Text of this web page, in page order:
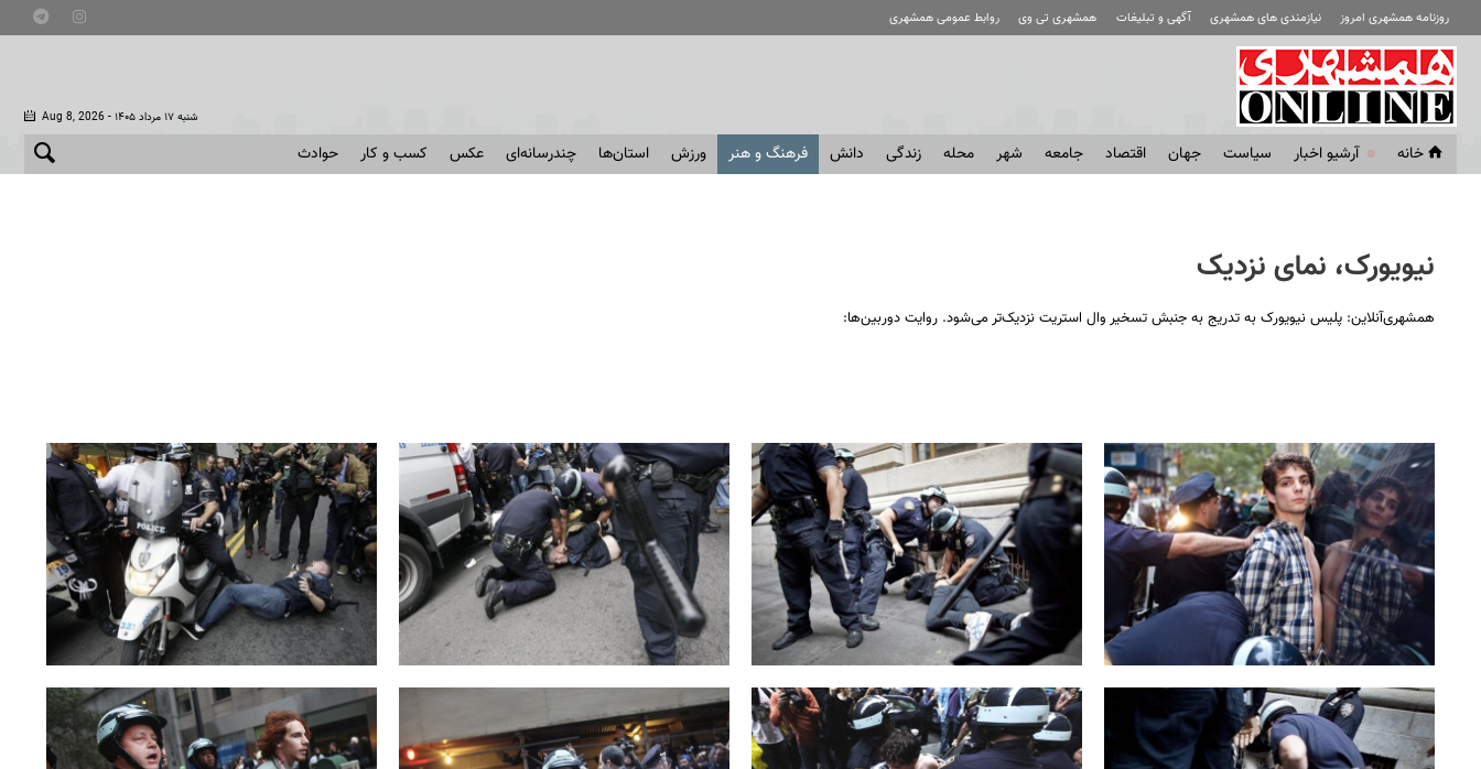
روزنامه همشهری امروز نیازمندی های همشهری آگهی و تبلیغات همشهری تی وی روابط عمومی همشهری
Aug 8, 2026 - شنبه ۱۷ مرداد ۱۴۰۵
خانه آرشیو اخبار سياست جهان اقتصاد جامعه شهر محله زندگی دانش فرهنگ و هنر ورزش استان‌ها چندرسانه‌ای عکس کسب و کار حوادث
نیویورک، نمای نزدیک
همشهری‌آنلاین: پلیس نیویورک به تدریج به جنبش تسخیر وال استریت نزدیک‌تر می‌شود. روایت دوربین‌ها: